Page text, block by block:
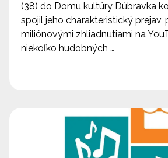
(38) do Domu kultúry Dúbravka
spojil jeho charakteristický prejav,
miliónovými zhliadnutiami na
niekoľko hudobných …